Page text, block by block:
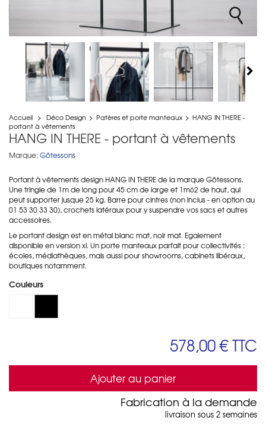
Accueil > Déco Design > Patères et porte manteaux > HANG IN THERE -
portant à vêtements
HANG IN THERE - portant à vêtements
Marque: Götessons
Portant à vêtements design HANG IN THERE de la marque Götessons.
Une tringle de 1m de long pour 45 cm de large et 1m62 de haut, qui
peut supporter jusque 25 kg. Barre pour cintres (non inclus - en option au
01 53 30 33 30), crochets latéraux pour y suspendre vos sacs et autres
accessoires.
Le portant design est en métal blanc mat, noir mat. Egalement
disponible en version xl. Un porte manteaux parfait pour collectivités :
écoles, médiathèques, mais aussi pour showrooms, cabinets libéraux,
boutiques notamment.
Couleurs
578,00 €TTC
Ajouter au panier
Fabrication à la demande
livraison sous 2 semaines